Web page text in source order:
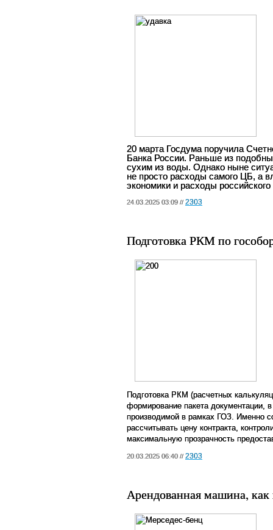
20 марта Госдума поручила
Банка России. Раньше из
сухим из воды. Однако ныне
не просто расходы самого ЦБ, а
экономики и расходы
24.03.2025 03:09 // 2303
Подготовка РКМ по
Подготовка РКМ (расчетных
формирование пакета документации,
производимой в рамках ГОЗ. Именно
рассчитывать цену контракта,
максимальную прозрачность
20.03.2025 06:40 // 2303
Арендованная машина, как